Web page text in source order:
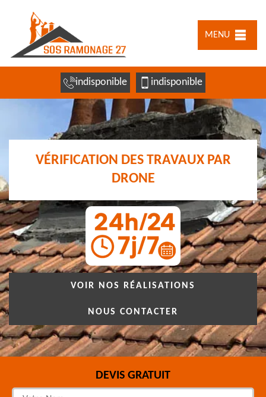
MENU
indisponible indisponible
VÉRIFICATION DES TRAVAUX PAR
DRONE
VOIR NOS RÉALISATIONS
NOUS CONTACTER
DEVIS GRATUIT